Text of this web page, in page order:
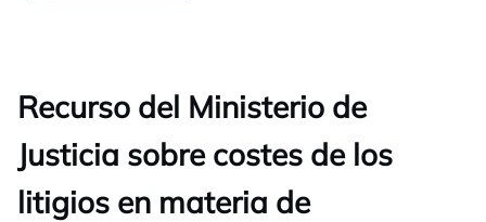
Recurso del Ministerio de
Justicia sobre costes de los
litigios en materia de